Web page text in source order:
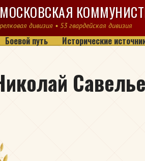
дивизия • 53 гвардейская дивизия
Боевой путь Исторические